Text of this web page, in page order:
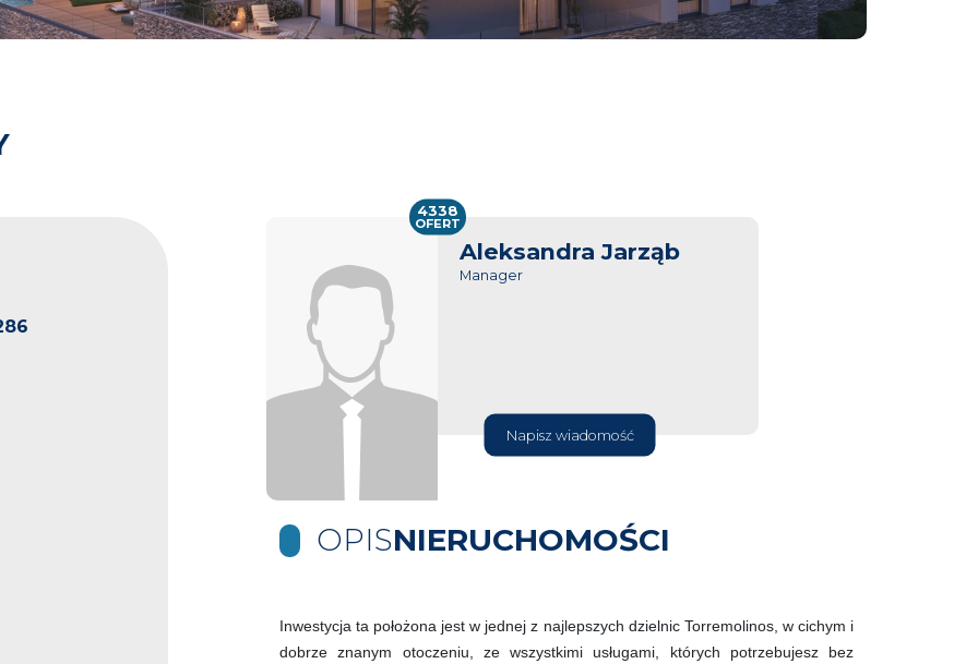
Aleksandra Jarząb
Manager
Napisz wiadomość
4338
OFERT
OPISNIERUCHOMOŚCI
Inwestycja ta położona jest w jednej z najlepszych dzielnic Torremolinos, w cichym i
dobrze znanym otoczeniu, ze wszystkimi usługami, których potrzebujesz bez